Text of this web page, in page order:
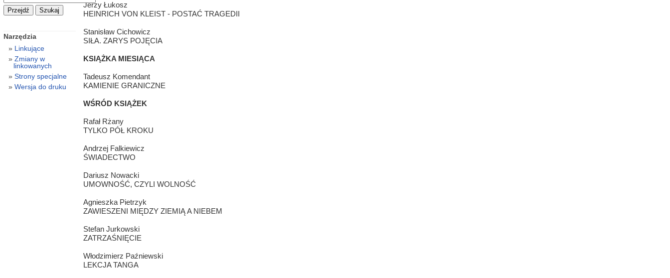
Jerzy Łukosz
HEINRICH VON KLEIST - POSTAĆ TRAGEDII
Stanisław Cichowicz
SIŁA. ZARYS POJĘCIA
KSIĄŻKA MIESIĄCA
Tadeusz Komendant
KAMIENIE GRANICZNE
WŚRÓD KSIĄŻEK
Rafał Rżany
TYLKO PÓŁ KROKU
Andrzej Falkiewicz
ŚWIADECTWO
Dariusz Nowacki
UMOWNOŚĆ, CZYLI WOLNOŚĆ
Agnieszka Pietrzyk
ZAWIESZENI MIĘDZY ZIEMIĄ A NIEBEM
Stefan Jurkowski
ZATRZAŚNIĘCIE
Włodzimierz Paźniewski
LEKCJA TANGA
Narzędzia
Linkujące
Zmiany w
linkowanych
Strony specjalne
Wersja do druku